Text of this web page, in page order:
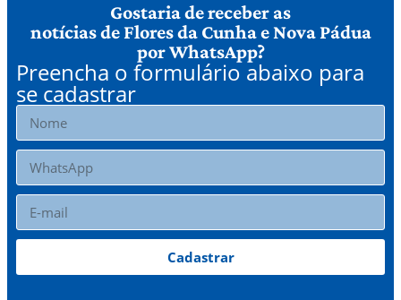
Gostaria de receber as
notícias de Flores da Cunha e Nova Pádua
por WhatsApp?
Preencha o formulário abaixo para
se cadastrar
Cadastrar